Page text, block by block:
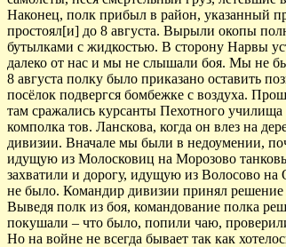
Наконец, полк прибыл в район, указанный
простоял[и] до 8 августа. Вырыли окопы
бутылками с жидкостью. В сторону Нарвы
далеко от нас и мы не слышали боя. Мы не
8 августа полку было приказано оставить
посёлок подвергся бомбежке с воздуха.
там сражались курсанты Пехотного
комполка тов. Ланскова, когда он влез на
дивизии. Вначале мы были в недоумении,
идущую из Молосковиц на Морозово
захватили и дорогу, идущую из Волосово
не было. Командир дивизии принял решение
Выведя полк из боя, командование полка
покушали – что было, попили чаю,
Но на войне не всегда бывает так как